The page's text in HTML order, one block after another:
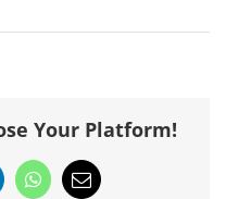
Your Platform!
WhatsApp
Email